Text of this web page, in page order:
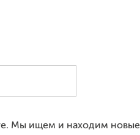
Мы ищем и находим